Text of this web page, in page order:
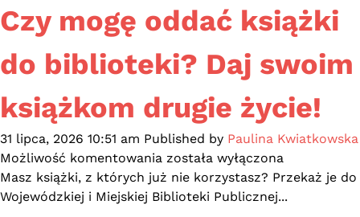
Czy mogę oddać książki
do biblioteki? Daj swoim
książkom drugie życie!
31 lipca, 2026 10:51 am Published by Paulina Kwiatkowska
Możliwość komentowania Czy
mogę
oddać
została wyłączona
Masz książki, z których już nie korzystasz? Przekaż je do
Wojewódzkiej i Miejskiej Biblioteki Publicznej...